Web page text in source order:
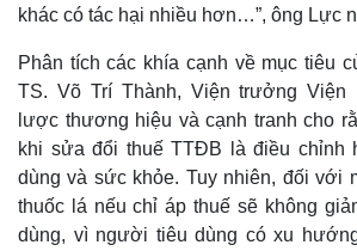
khác có tác hại nhiều hơn…”, ông Lực
Phân tích các khía cạnh về mục tiêu
TS. Võ Trí Thành, Viện trưởng Viện
lược thương hiệu và cạnh tranh cho
khi sửa đổi thuế TTĐB là điều chỉnh
dùng và sức khỏe. Tuy nhiên, đối với
thuốc lá nếu chỉ áp thuế sẽ không
dùng, vì người tiêu dùng có xu